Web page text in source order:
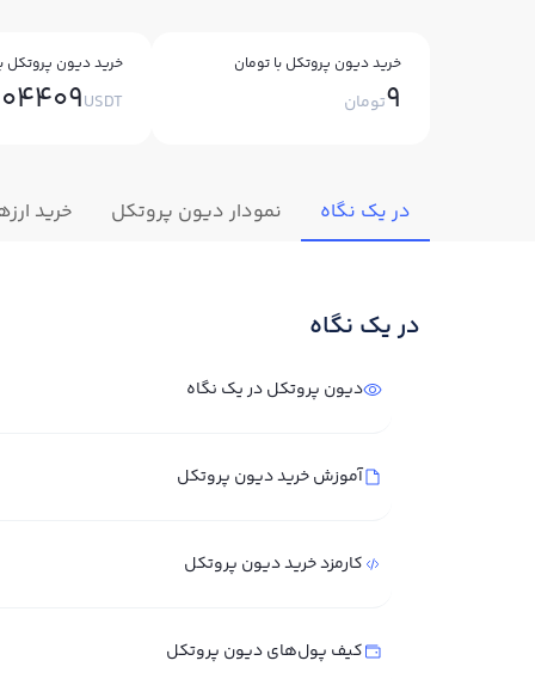
خرید دیون پروتکل با تومان
9تومان
خرید دیون پروتکل
USDT
در یک نگاه نمودار دیون پروتکل خرید
در یک نگاه
دیون پروتکل در یک نگاه
آموزش خرید دیون پروتکل
کارمزد خرید دیون پروتکل
کیف پول‌های دیون پروتکل